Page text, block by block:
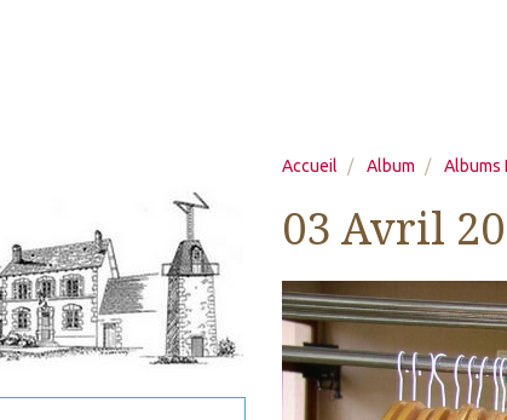
Accueil Album Albums
03 Avril